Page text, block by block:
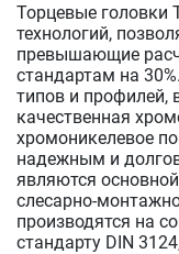
Торцевые головки
технологий,
превышающие
стандартам на
типов и профилей,
качественная
хромоникелевое
надежным и
являются
слесарно-
производятся на
стандарту DIN